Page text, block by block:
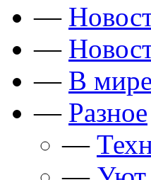
—
—
— В мире
— Разное
—